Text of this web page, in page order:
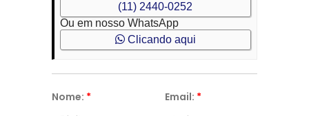
(11) 2440-0252
Ou em nosso WhatsApp
Clicando aqui
Nome: * Email: *